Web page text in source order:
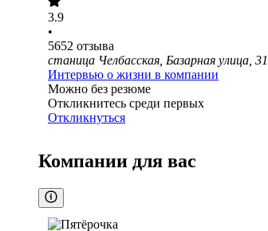
3.9
•
5652 отзыва
станица Челбасская, Базарная улица, 31
Интервью о жизни в компании
Можно без резюме
Откликнитесь среди первых
Откликнуться
Компании для вас